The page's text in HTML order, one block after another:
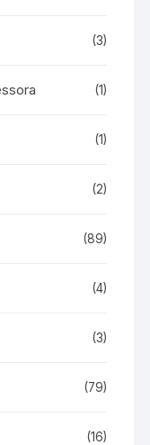
(3)
(1)
(1)
(2)
(89)
(4)
(3)
(79)
(16)